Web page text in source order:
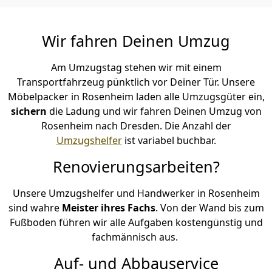
Wir fahren Deinen Umzug
Am Umzugstag stehen wir mit einem
Transportfahrzeug pünktlich vor Deiner Tür. Unsere
Möbelpacker in Rosenheim laden alle Umzugsgüter ein,
sichern die Ladung und wir fahren Deinen Umzug von
Rosenheim nach Dresden. Die Anzahl der
Umzugshelferist variabel buchbar.
Renovierungsarbeiten?
Unsere Umzugshelfer und Handwerker in Rosenheim
sind wahre Meister ihres Fachs. Von der Wand bis zum
Fußboden führen wir alle Aufgaben kostengünstig und
fachmännisch aus.
Auf- und Abbauservice